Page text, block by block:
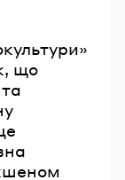
що